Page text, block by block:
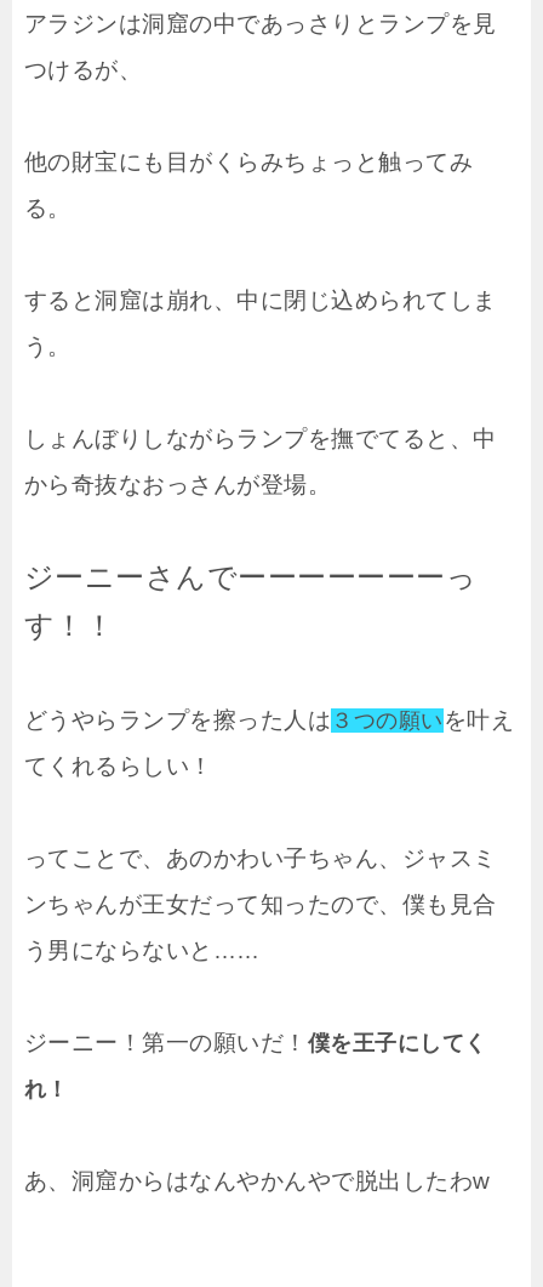
アラジンは洞窟の中であっさりとランプを見
つけるが、
他の財宝にも目がくらみちょっと触ってみ
る。
すると洞窟は崩れ、中に閉じ込められてしま
う。
しょんぼりしながらランプを撫でてると、中
から奇抜なおっさんが登場。
ジーニーさんでーーーーーーーっ
す！！
どうやらランプを擦った人は ３つの願い を叶え
てくれるらしい！
ってことで、あのかわい子ちゃん、ジャスミ
ンちゃんが王女だって知ったので、僕も見合
う男にならないと……
ジーニー！第一の願いだ！ 僕を王子にしてく
れ！
あ、洞窟からはなんやかんやで脱出したわw